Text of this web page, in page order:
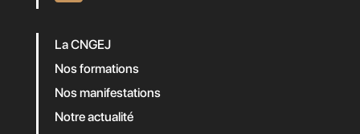
La CNGEJ
Nos formations
Nos manifestations
Notre actualité